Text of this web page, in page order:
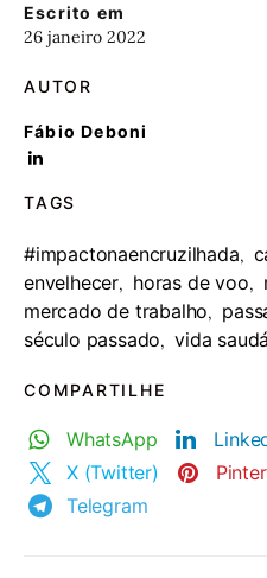
Escrito em
26 janeiro 2022
AUTOR
Fábio Deboni
TAGS
#impactonaencruzilhada,
envelhecer, horas de voo,
mercado de trabalho,
século passado, vida
COMPARTILHE
WhatsApp
X (Twitter)
Telegram